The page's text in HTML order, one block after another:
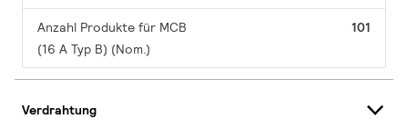
Anzahl Produkte für MCB
(16 A Typ B) (Nom.)
101
Verdrahtung